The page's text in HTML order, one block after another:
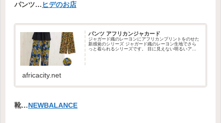
パンツ…ヒデのお店
パンツ アフリカンジャカード
ジャガード織のレーヨンにアフリカンプリントをのせた
新感覚のシリーズ ジャガード織のレーヨン生地でさら
っと着られるシリーズです。 目に見えない明るいアフ
africacity.net
靴…NEWBALANCE